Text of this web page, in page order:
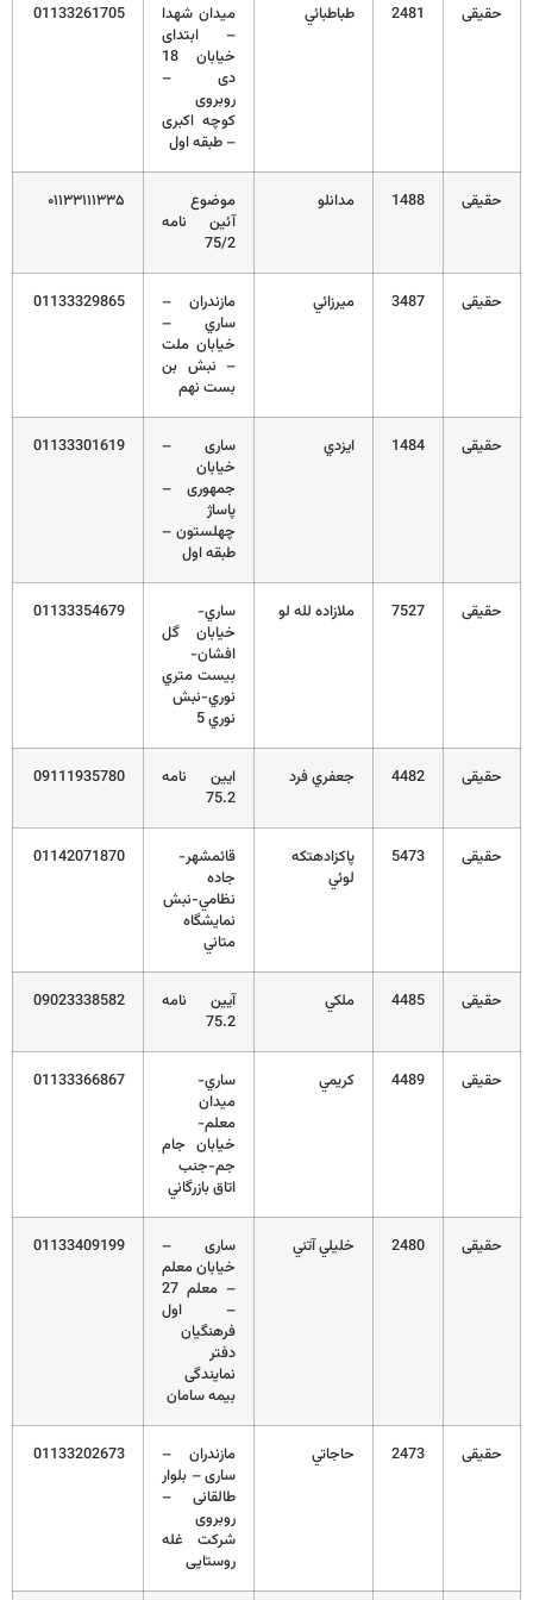
حقیقی 2481 طباطبائي
میدان شهدا
– ابتدای
خیابان 18
دی –
روبروی
کوچه اکبری
– طبقه اول
01133261705
حقیقی 1488 مدانلو
موضوع
آئین نامه
75/2
۰۱۱۳۳۱۱۱۳۳۵
حقیقی 3487 ميرزائي
مازندران –
ساري –
خيابان ملت
– نبش بن
بست نهم
01133329865
حقیقی 1484 ايزدي
ساری –
خیابان
جمهوری –
پاساژ
چهلستون –
طبقه اول
01133301619
حقیقی 7527 ملازاده لله لو
ساري-
خيابان گل
افشان-
بيست متري
نوري-نبش
نوري 5
01133354679
حقیقی 4482 جعفري فرد
ايين نامه
75.2
09111935780
حقیقی 5473
پاكزادهتكه
لوئي
قائمشهر-
جاده
نظامي-نبش
نمايشگاه
متاني
01142071870
حقیقی 4485 ملكي
آيين نامه
75.2
09023338582
حقیقی 4489 كريمي
ساري-
ميدان
معلم-
خيابان جام
جم-جنب
اتاق بازرگاني
01133366867
حقیقی 2480 خليلي آتني
ساری –
خیابان معلم
– معلم 27
– اول
فرهنگیان
دفتر
نمایندگی
بیمه سامان
01133409199
حقیقی 2473 حاجاتي
مازندران –
ساری – بلوار
طالقانی –
روبروی
شرکت غله
روستایی
01133202673